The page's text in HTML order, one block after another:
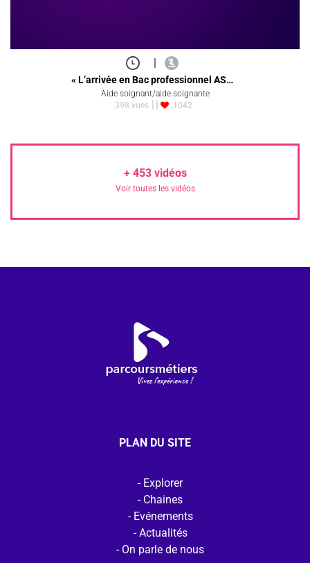
|
« L’arrivée en Bac professionnel AS…
Aide soignant/aide soignante
398 vues
1042
+ 453vidéos
Voir toutes les vidéos
PLAN DU SITE
Explorer
Chaines
Evénements
Actualités
On parle de nous